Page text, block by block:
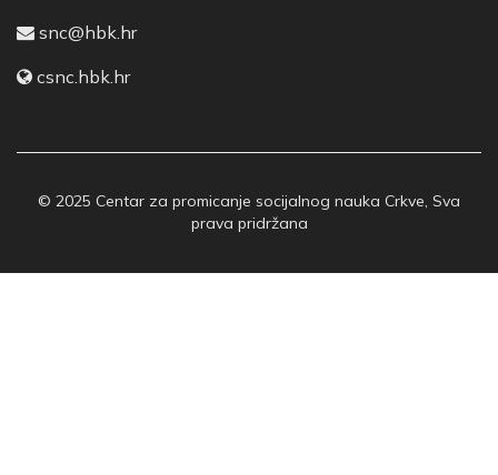
snc@hbk.hr
csnc.hbk.hr
© 2025 Centar za promicanje socijalnog nauka Crkve, Sva
prava pridržana